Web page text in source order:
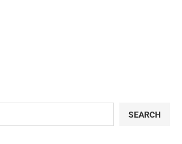
SEARCH